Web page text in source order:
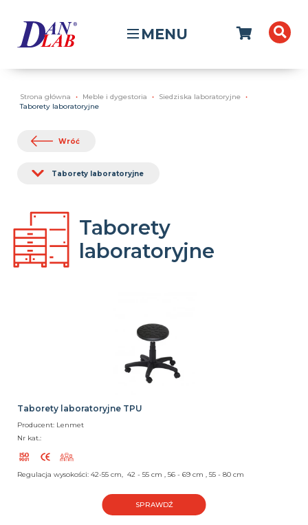
MENU
Strona główna Meble i dygestoria
Siedziska laboratoryjne
Taborety laboratoryjne
Wróć
Taborety laboratoryjne
Taborety
laboratoryjne
Taborety laboratoryjne TPU
Producent: Lenmet
Nr kat.:
Regulacja wysokości: 42-55 cm, 42 - 55 cm , 56 - 69 cm , 55 - 80 cm
SPRAWDŹ